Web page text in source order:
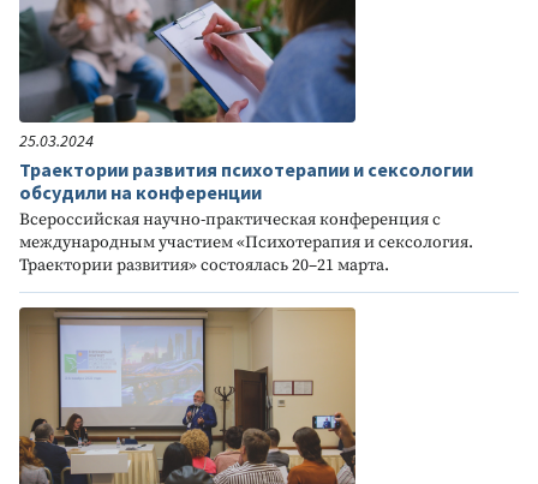
25.03.2024
Траектории развития психотерапии и сексологии
обсудили на конференции
Всероссийская научно-практическая конференция с
международным участием «Психотерапия и сексология.
Траектории развития» состоялась 20–21 марта.